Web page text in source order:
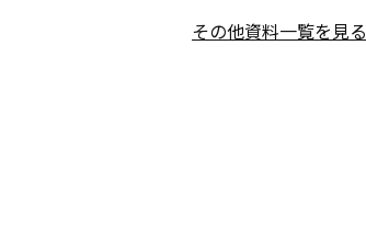
その他資料一覧を見る